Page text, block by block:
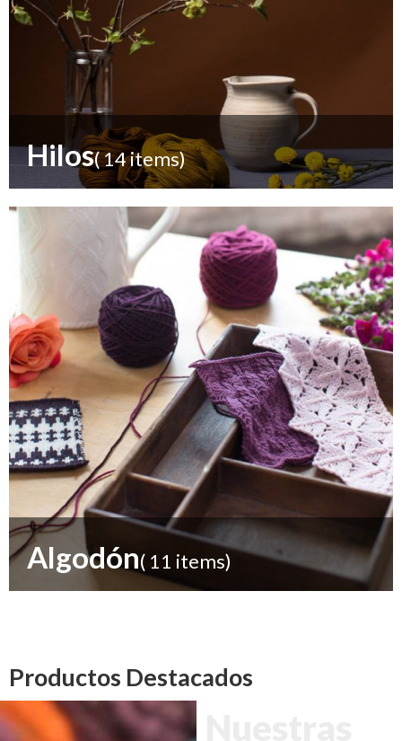
Hilos( 14 items)
Algodón( 11 items)
Productos Destacados